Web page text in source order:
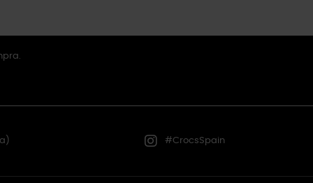
#CrocsSpain